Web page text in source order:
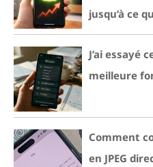
jusqu’à ce
J’ai essayé
meilleure
Comment
en JPEG